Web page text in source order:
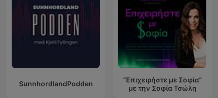
SunnhordlandPodden
“Επιχειρήστε με Σοφία”
με την Σοφία Τσώλη